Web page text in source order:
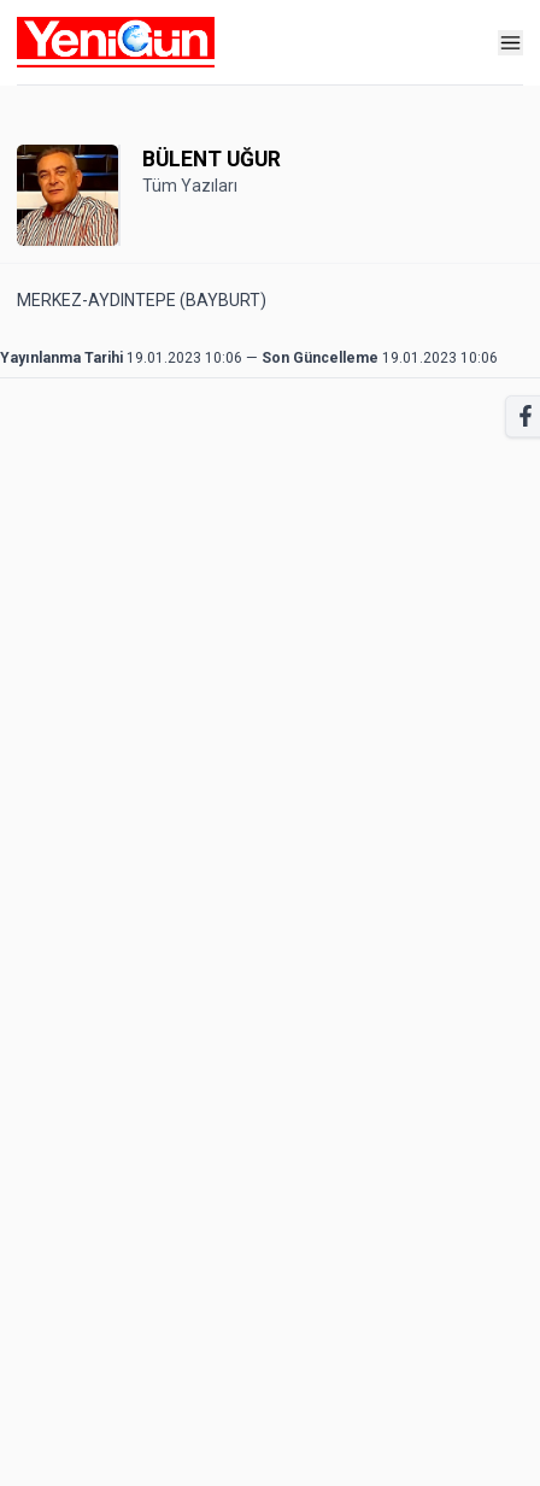
BÜLENT UĞUR
Tüm Yazıları
MERKEZ-AYDINTEPE (BAYBURT)
Yayınlanma Tarihi 19.01.2023 10:06 — Son Güncelleme 19.01.2023 10:06